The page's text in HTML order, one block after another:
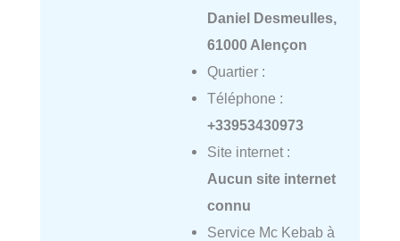
Daniel Desmeulles,
61000 Alençon
Quartier :
Téléphone :
+33953430973
Site internet :
Aucun site internet
connu
Service Mc Kebab à